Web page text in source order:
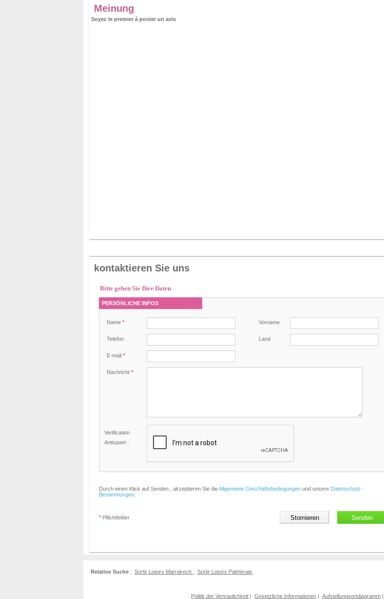
Meinung
Soyez le premier à poster un avis
kontaktieren Sie uns
Bitte geben Sie Ihre Daten
PERSÖNLICHE INFOS
Name * Vorname
Telefon Land
E-mail *
Nachricht *
Verification
Antispam :
Durch einen Klick auf Senden , akzeptieren Sie dieAllgemeine Geschäftsbedingungen und unsere Datenschutz-
Bestimmungen;
* Pflichtfelder
Relative Suche : Sortir Loisirs Marrakech Sortir Loisirs Palmeraie
Politik der Vertraulichkeit | Gesetzliche Informationen | Aufstellungsortdiagramm |